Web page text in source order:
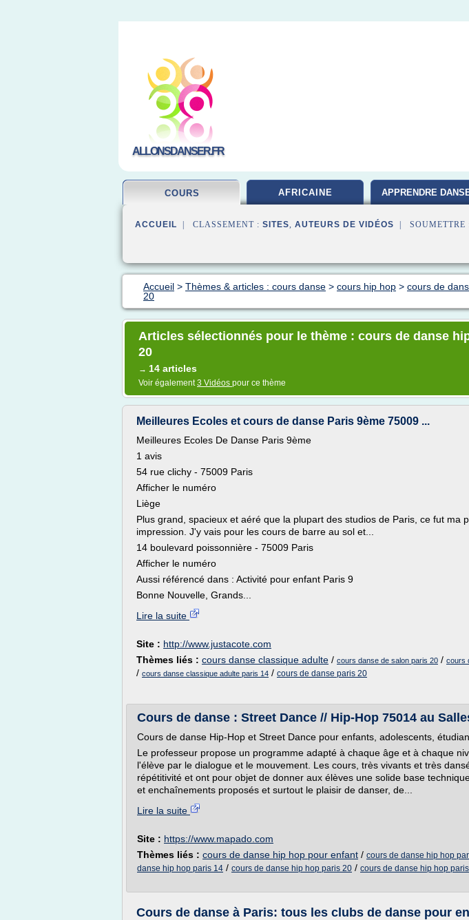
ALLONSDANSER.FR
COURS AFRICAINE APPRENDRE
ACCUEIL | CLASSEMENT : SITES, AUTEURS DE VIDÉOS | SOUMETTRE
Accueil > Thèmes & articles : cours danse > cours hip hop > cours de
20
Articles sélectionnés pour le thème : cours de danse
20
→ 14 articles
Voir également3 Vidéos pour ce thème
Meilleures Ecoles et cours de danse Paris 9ème 75009 ...
Meilleures Ecoles De Danse Paris 9ème
1 avis
54 rue clichy - 75009 Paris
Afficher le numéro
Liège
Plus grand, spacieux et aéré que la plupart des studios de Paris, ce fut ma
impression. J'y vais pour les cours de barre au sol et...
14 boulevard poissonnière - 75009 Paris
Afficher le numéro
Aussi référencé dans : Activité pour enfant Paris 9
Bonne Nouvelle, Grands...
Lire la suite
Site : http://www.justacote.com
Thèmes liés : cours danse classique adulte / cours danse de salon paris 20 / cours
/ cours danse classique adulte paris 14 / cours de danse paris 20
Cours de danse : Street Dance // Hip-Hop 75014 au
Cours de danse Hip-Hop et Street Dance pour enfants, adolescents,
Le professeur propose un programme adapté à chaque âge et à chaque
l'élève par le dialogue et le mouvement. Les cours, très vivants et très
répétitivité et ont pour objet de donner aux élèves une solide base
et enchaînements proposés et surtout le plaisir de danser, de...
Lire la suite
Site : https://www.mapado.com
Thèmes liés : cours de danse hip hop pour enfant / cours de danse hip hop
danse hip hop paris 14 / cours de danse hip hop paris 20 / cours de danse hip hop
Cours de danse à Paris: tous les clubs de danse pour